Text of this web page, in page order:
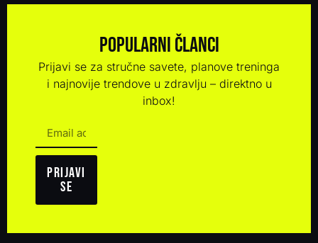
Popularni članci
Prijavi se za stručne savete, planove treninga
i najnovije trendove u zdravlju – direktno u
inbox!
Prijavi
se